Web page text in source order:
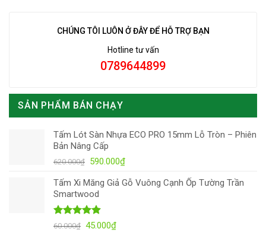
CHÚNG TÔI LUÔN Ở ĐÂY ĐỂ HỖ TRỢ BẠN
Hotline tư vấn
0789644899
SẢN PHẨM BÁN CHẠY
Tấm Lót Sàn Nhựa ECO PRO 15mm Lỗ Tròn – Phiên
Bản Nâng Cấp
620.000₫ Giá
là:
620.000₫.
590.000₫Giá
tại
Tấm Xi Măng Giả Gỗ Vuông Cạnh Ốp Tường Trần
Smartwood
Được xếp
60.000₫ Giá
45.000₫Giá